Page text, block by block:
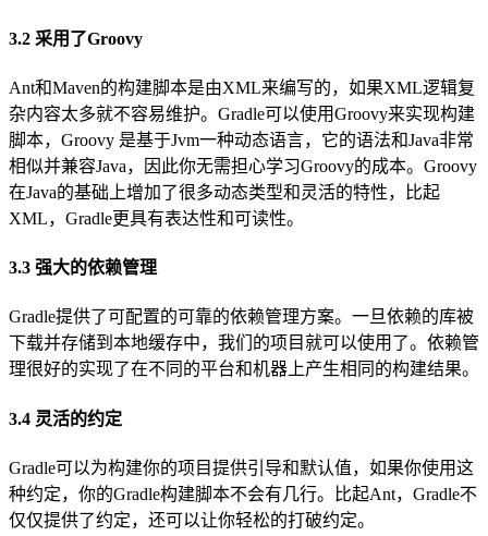
3.2 采用了Groovy
Ant和Maven的构建脚本是由XML来编写的，如果XML逻辑复
杂内容太多就不容易维护。Gradle可以使用Groovy来实现构建
脚本，Groovy 是基于Jvm一种动态语言，它的语法和Java非常
相似并兼容Java，因此你无需担心学习Groovy的成本。Groovy
在Java的基础上增加了很多动态类型和灵活的特性，比起
XML，Gradle更具有表达性和可读性。
3.3 强大的依赖管理
Gradle提供了可配置的可靠的依赖管理方案。一旦依赖的库被
下载并存储到本地缓存中，我们的项目就可以使用了。依赖管
理很好的实现了在不同的平台和机器上产生相同的构建结果。
3.4 灵活的约定
Gradle可以为构建你的项目提供引导和默认值，如果你使用这
种约定，你的Gradle构建脚本不会有几行。比起Ant，Gradle不
仅仅提供了约定，还可以让你轻松的打破约定。